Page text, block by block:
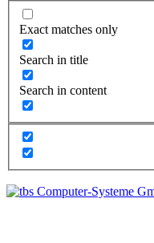
Exact matches only
Search in title
Search in content